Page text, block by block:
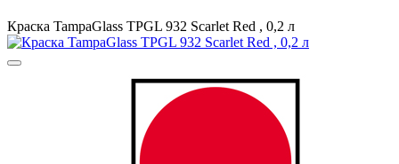
Краска TampaGlass TPGL 932 Scarlet Red , 0,2 л